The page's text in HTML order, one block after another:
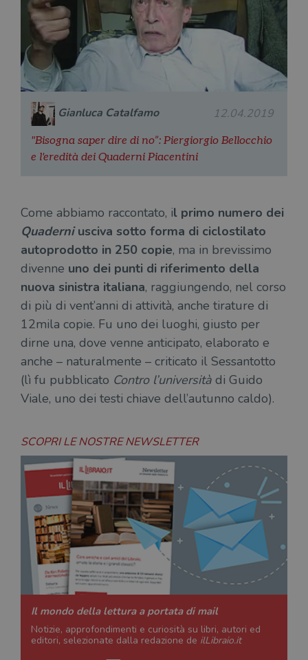
Gianluca Catalfamo 12.04.2019
"Bisogna saper dire di no”: Piergiorgio Bellocchio
e l'eredità dei Quaderni Piacentini
Come abbiamo raccontato, il primo numero dei
Quaderniusciva sotto forma di ciclostilato
autoprodotto in 250 copie, ma in brevissimo
divenne uno dei punti di riferimento della
nuova sinistra italiana, raggiungendo, nel corso
di più di vent’anni di attività, anche tirature di
12mila copie. Fu uno dei luoghi, giusto per
dirne una, dove venne anticipato, elaborato e
anche – naturalmente – criticato il Sessantotto
(lì fu pubblicato Contro l’università di Guido
Viale, uno dei testi chiave dell’autunno caldo).
SCOPRI LE NOSTRE NEWSLETTER
Il mondo della lettura a portata di mail
Notizie, approfondimenti e curiosità su libri, autori ed
editori, selezionate dalla redazione de ilLibraio.it